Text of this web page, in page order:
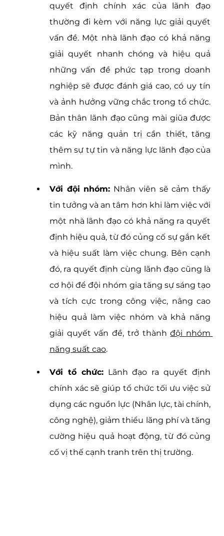
quyết định chính xác của lãnh đạo
thường đi kèm với năng lực giải quyết
vấn đề. Một nhà lãnh đạo có khả năng
giải quyết nhanh chóng và hiệu quả
những vấn đề phức tạp trong doanh
nghiệp sẽ được đánh giá cao, có uy tín
và ảnh hưởng vững chắc trong tổ chức.
Bản thân lãnh đạo cũng mài giũa được
các kỹ năng quản trị cần thiết, tăng
thêm sự tự tin và năng lực lãnh đạo của
mình.
Với đội nhóm: Nhân viên sẽ cảm thấy
tin tưởng và an tâm hơn khi làm việc với
một nhà lãnh đạo có khả năng ra quyết
định hiệu quả, từ đó củng cố sự gắn kết
và hiệu suất làm việc chung. Bên cạnh
đó, ra quyết định cùng lãnh đạo cũng là
cơ hội để đội nhóm gia tăng sự sáng tạo
và tích cực trong công việc, nâng cao
hiệu quả làm việc nhóm và khả năng
giải quyết vấn đề, trở thành đội nhóm
năng suất cao.
Với tổ chức: Lãnh đạo ra quyết định
chính xác sẽ giúp tổ chức tối ưu việc sử
dụng các nguồn lực (Nhân lực, tài chính,
công nghệ), giảm thiểu lãng phí và tăng
cường hiệu quả hoạt động, từ đó củng
cố vị thế cạnh tranh trên thị trường.